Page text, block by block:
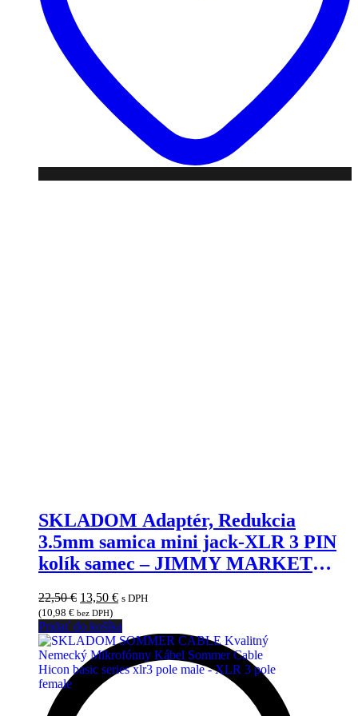
SKLADOM Adaptér, Redukcia
3.5mm samica mini jack-XLR 3 PIN
kolík samec – JIMMY MARKET
22,50€ Pôvodná
cena
bola:
22,50 €.
13,50 €Aktuálna
je:
13,50 €.
s DPH
(10,98 € bez DPH)
Pridať do košíka